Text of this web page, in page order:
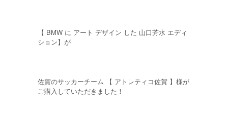
【 BMW に アート デザイン した 山口芳水 エディ
ション】が
佐賀のサッカーチーム 【 アトレティコ佐賀 】様が
ご購入していただきました！